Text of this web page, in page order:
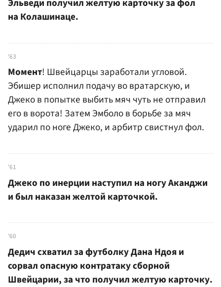
Эльведи получил желтую карточку за фол
на Колашинаце.
'63
Момент! Швейцарцы заработали угловой.
Эбишер исполнил подачу во вратарскую, и
Джеко в попытке выбить мяч чуть не отправил
его в ворота! Затем Эмболо в борьбе за мяч
ударил по ноге Джеко, и арбитр свистнул фол.
'61
Джеко по инерции наступил на ногу Аканджи
и был наказан желтой карточкой.
'60
Дедич схватил за футболку Дана Ндоя и
сорвал опасную контратаку сборной
Швейцарии, за что получил желтую карточку.